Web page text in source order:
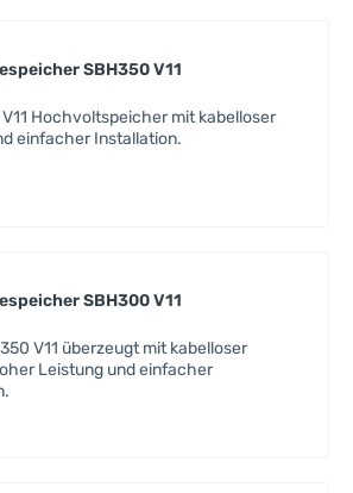
SBH350 V11
Hochvoltspeicher mit kabelloser
einfacher Installation.
SBH300 V11
V11 überzeugt mit kabelloser
Leistung und einfacher